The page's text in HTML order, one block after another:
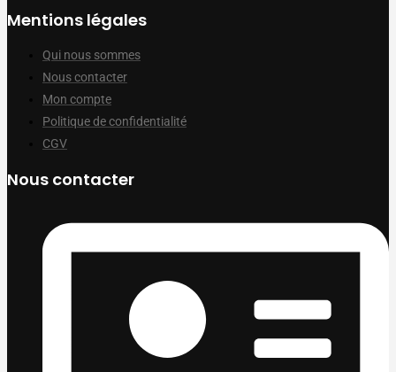
Mentions légales
Qui nous sommes
Nous contacter
Mon compte
Politique de confidentialité
CGV
Nous contacter